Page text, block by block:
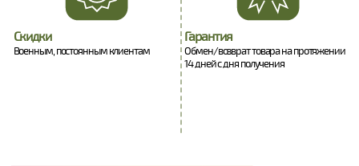
Скидки
Военным, постоянным клиентам
Гарантия
Обмен/возврат товара на протяжении
14 дней с дня получения